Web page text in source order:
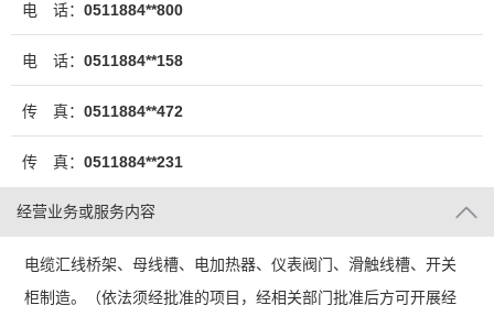
电 话： 0511884**800
电 话： 0511884**158
传 真： 0511884**472
传 真： 0511884**231
经营业务或服务内容
电缆汇线桥架、母线槽、电加热器、仪表阀门、滑触线槽、开关
柜制造。（依法须经批准的项目，经相关部门批准后方可开展经